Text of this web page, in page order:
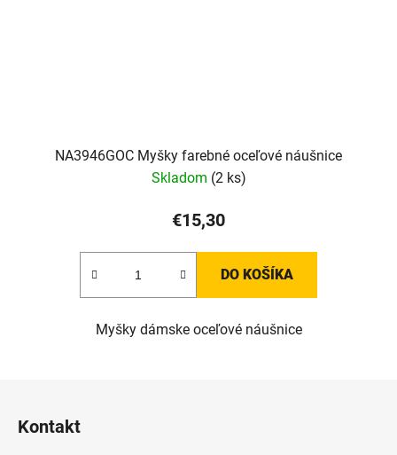
NA3946GOC Myšky farebné oceľové náušnice
Skladom (2 ks)
€15,30
DO KOŠÍKA
Myšky dámske oceľové náušnice
Kontakt